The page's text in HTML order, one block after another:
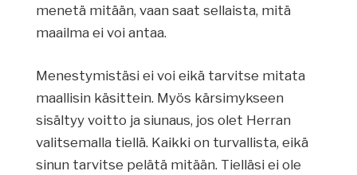
menetä mitään, vaan saat sellaista, mitä
maailma ei voi antaa.
Menestymistäsi ei voi eikä tarvitse mitata
maallisin käsittein. Myös kärsimykseen
sisältyy voitto ja siunaus, jos olet Herran
valitsemalla tiellä. Kaikki on turvallista, eikä
sinun tarvitse pelätä mitään. Tielläsi ei ole